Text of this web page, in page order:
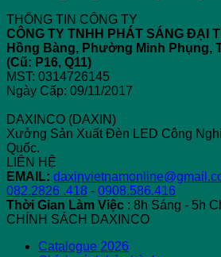
THÔNG TIN CÔNG TY
CÔNG TY TNHH PHÁT SÁNG ĐẠI
Hồng Bàng, Phường Minh Phụng,
(Cũ: P16, Q11)
MST: 0314726145
Ngày Cấp: 09/11/2017
DAXINCO (DAXIN)
Xưởng Sản Xuất Đèn LED Công
Quốc.
LIÊN HỆ
EMAIL:
082.2826 .418 - 0908.586.416
Thời Gian Làm Việc : 8h Sáng - 5h
CHÍNH SÁCH DAXINCO
Catalogue 2026